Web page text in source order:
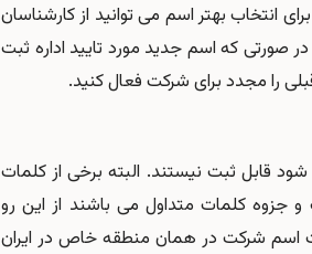
انتخاب بهتر اسم می توانید از کارشناسان
صورتی که اسم جدید مورد تایید اداره ثبت
را مجدد برای شرکت فعال کنید.
قابل ثبت نیستند. البته برخی از کلمات
کلمات متداول می باشند از این رو
اسم شرکت در همان منطقه خاص در ایران